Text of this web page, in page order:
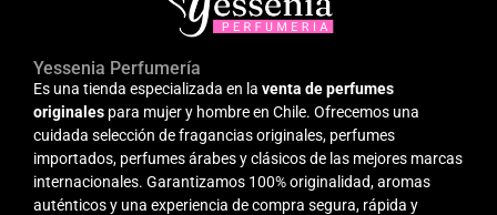
Yessenia Perfumería
Es una tienda especializada en la venta de perfumes
originales para mujer y hombre en Chile. Ofrecemos una
cuidada selección de fragancias originales, perfumes
importados, perfumes árabes y clásicos de las mejores marcas
internacionales. Garantizamos 100% originalidad, aromas
auténticos y una experiencia de compra segura, rápida y